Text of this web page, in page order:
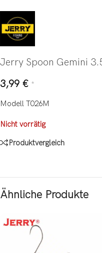
Jerry Spoon Gemini
3,99 € *
Modell T026M
Nicht vorrätig
Produktvergleich
Ähnliche Produkte